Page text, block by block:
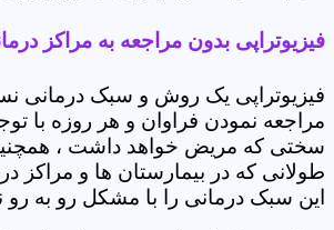
فیزیوتراپی بدون مراجعه به مراکز
فیزیوتراپی یک روش و سبک درمانی
مراجعه نمودن فراوان و هر روزه با
سختی که مریض خواهد داشت ،
طولانی که در بیمارستان ها و مراکز
این سبک درمانی را با مشکل رو به